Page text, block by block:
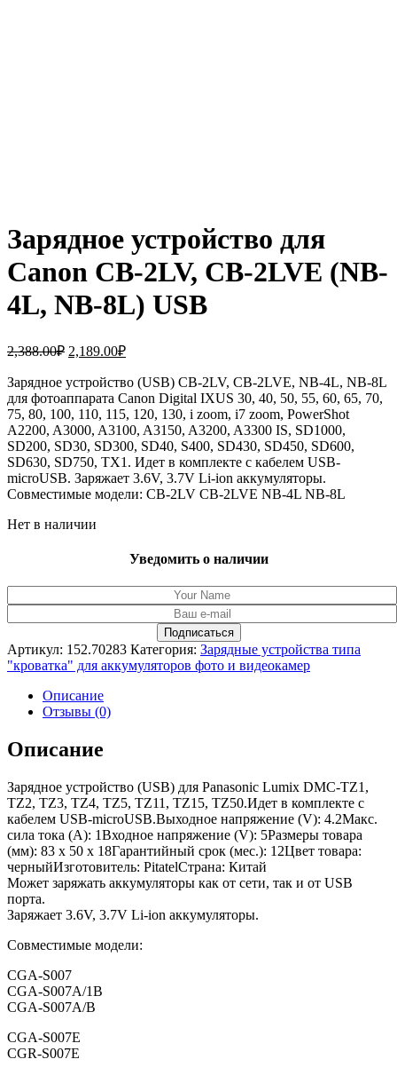
Зарядное устройство для
Canon CB-2LV, CB-2LVE (NB-
4L, NB-8L) USB
2,388.00₽ Первоначальная
составляла
2,388.00₽.
2,189.00₽Текущая
2,189.00₽.
Зарядное устройство (USB) CB-2LV, CB-2LVE, NB-4L, NB-8L
для фотоаппарата Canon Digital IXUS 30, 40, 50, 55, 60, 65, 70,
75, 80, 100, 110, 115, 120, 130, i zoom, i7 zoom, PowerShot
A2200, A3000, A3100, A3150, A3200, A3300 IS, SD1000,
SD200, SD30, SD300, SD40, S400, SD430, SD450, SD600,
SD630, SD750, TX1. Идет в комплекте с кабелем USB-
microUSB. Заряжает 3.6V, 3.7V Li-ion аккумуляторы.
Совместимые модели: CB-2LV CB-2LVE NB-4L NB-8L
Нет в наличии
Уведомить о наличии
Артикул: 152.70283 Категория: Зарядные устройства типа
"кроватка" для аккумуляторов фото и видеокамер
Описание
Отзывы (0)
Описание
Зарядное устройство (USB) для Panasonic Lumix DMC-TZ1,
TZ2, TZ3, TZ4, TZ5, TZ11, TZ15, TZ50.Идет в комплекте с
кабелем USB-microUSB.Выходное напряжение (V): 4.2Макс.
сила тока (A): 1Входное напряжение (V): 5Размеры товара
(мм): 83 x 50 x 18Гарантийный срок (мес.): 12Цвет товара:
черныйИзготовитель: PitatelСтрана: Китай
Может заряжать аккумуляторы как от сети, так и от USB
порта.
Заряжает 3.6V, 3.7V Li-ion аккумуляторы.
Совместимые модели:
CGA-S007
CGA-S007A/1B
CGA-S007A/B
CGA-S007E
CGR-S007E